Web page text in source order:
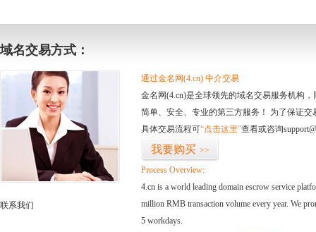
域名交易方式：
联系我们
通过金名网(4.cn) 中介交易
金名网(4.cn)是全球领先的域名交易服务机构
简单、安全、专业的第三方服务！ 为了保证
具体交易流程可“点击这里”查看或咨询
我要购买 >>
Process Overview:
4.cn is a world leading domain escrow service
million RMB transaction volume every year. We
5 workdays.